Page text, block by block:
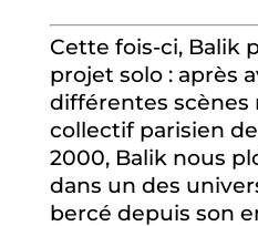
Cette fois-ci, Balik
projet solo : après
différentes scènes
collectif parisien
2000, Balik nous
dans un des
bercé depuis son